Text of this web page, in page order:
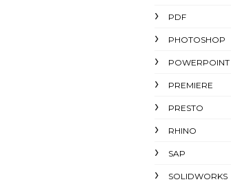
PDF
PHOTOSHOP
POWERPOINT
PREMIERE
PRESTO
RHINO
SAP
SOLIDWORKS